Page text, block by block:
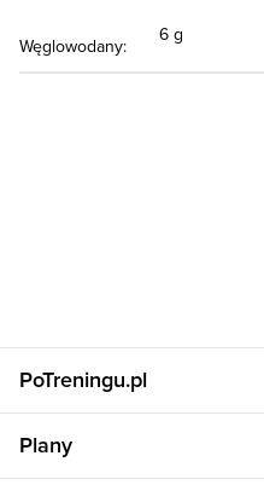
Węglowodany:
6 g
PoTreningu.pl
Polityka prywatności
Regulamin
Plany